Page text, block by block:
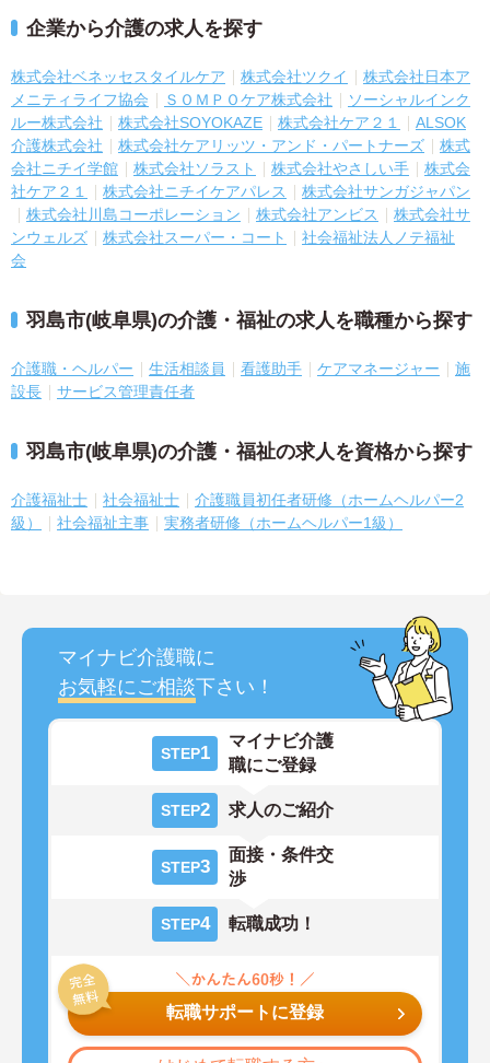
企業から介護の求人を探す
株式会社ベネッセスタイルケア 株式会社ツクイ
株式会社日本ア
メニティライフ協会
ＳＯＭＰＯケア株式会社
ソーシャルインク
ルー株式会社
株式会社SOYOKAZE 株式会社ケア２１
ALSOK
介護株式会社
株式会社ケアリッツ・アンド・パートナーズ
株式
会社ニチイ学館
株式会社ソラスト 株式会社やさしい手
株式会
社ケア２１
株式会社ニチイケアパレス
株式会社サンガジャパン
株式会社川島コーポレーション
株式会社アンビス
株式会社サ
ンウェルズ
株式会社スーパー・コート
社会福祉法人ノテ福祉
会
羽島市(岐阜県)の介護・福祉の求人を職種から探す
介護職・ヘルパー 生活相談員 看護助手 ケアマネージャー
施
設長
サービス管理責任者
羽島市(岐阜県)の介護・福祉の求人を資格から探す
介護福祉士 社会福祉士
介護職員初任者研修（ホームヘルパー2
級）
社会福祉主事 実務者研修（ホームヘルパー1級）
マイナビ介護職に
お気軽にご相談下さい！
STEP1
マイナビ介護
職にご登録
STEP2 求人のご紹介
STEP3
面接・条件交
渉
STEP4 転職成功！
転職サポートに登録